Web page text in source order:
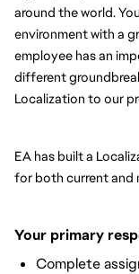
around the world.
environment with a
employee has an
different
Localization to our
EA has built a
for both current
Your primary
Complete